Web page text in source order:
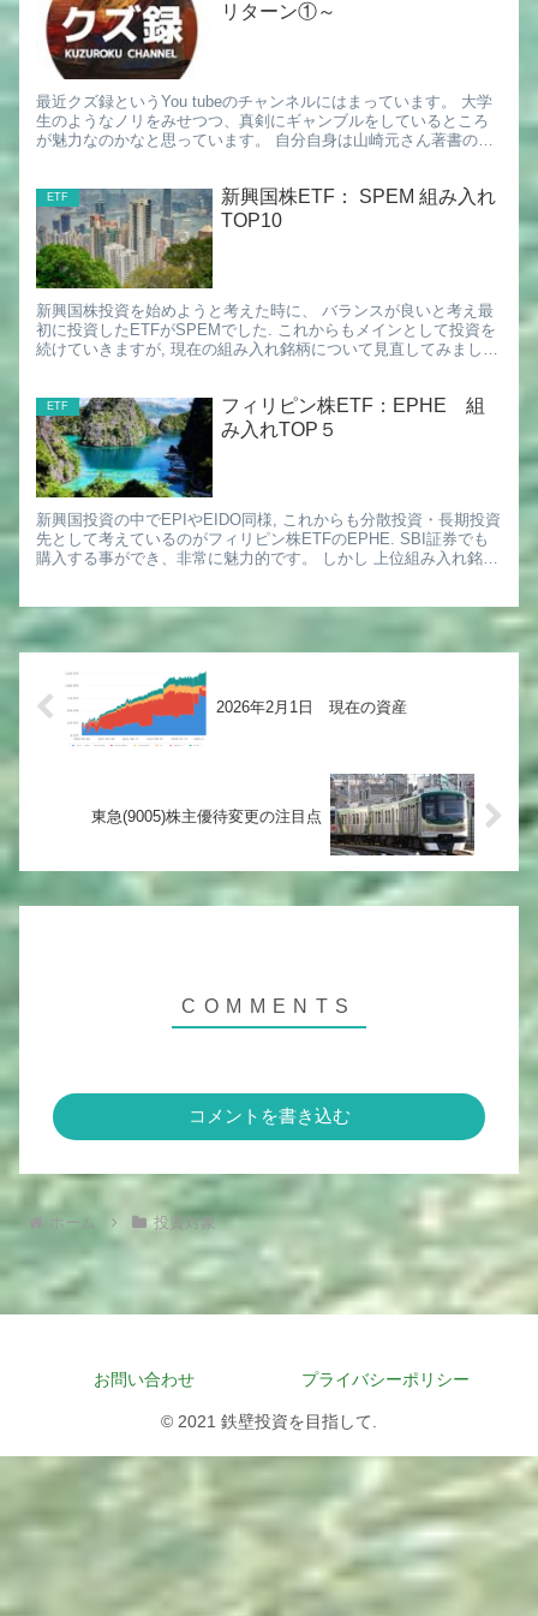
リターン①～
最近クズ録というYou tubeのチャンネルにはまっています。 大学
生のようなノリをみせつつ、真剣にギャンブルをしているところ
が魅力なのかなと思っています。 自分自身は山崎元さん著書の中
ETF
新興国株ETF： SPEM 組み入れ
TOP10
新興国株投資を始めようと考えた時に、 バランスが良いと考え最
初に投資したETFがSPEMでした. これからもメインとして投資を
続けていきますが, 現在の組み入れ銘柄について見直してみまし
ETF
フィリピン株ETF：EPHE 組
み入れTOP５
新興国投資の中でEPIやEIDO同様, これからも分散投資・長期投資
先として考えているのがフィリピン株ETFのEPHE. SBI証券でも
購入する事ができ、非常に魅力的です。 しかし 上位組み入れ銘柄
2026年2月1日 現在の資産
東急(9005)株主優待変更の注目点
コメントを書き込む
ホーム 投資対象
お問い合わせ プライバシーポリシー
© 2021 鉄壁投資を目指して.